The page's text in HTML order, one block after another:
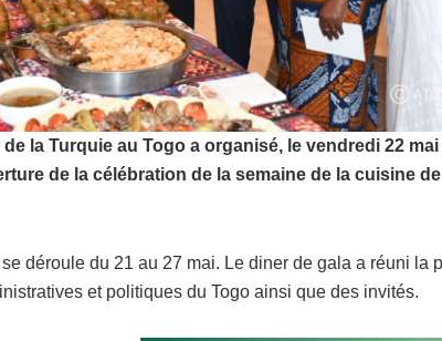
de la Turquie au Togo a organisé, le vendredi 22
de la célébration de la semaine de la cuisine
déroule du 21 au 27 mai. Le diner de gala a réuni la
et politiques du Togo ainsi que des invités.